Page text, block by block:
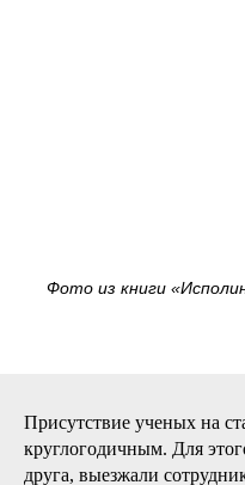
Фото из книги
Присутствие ученых на
круглогодичным. Для
друга, выезжали